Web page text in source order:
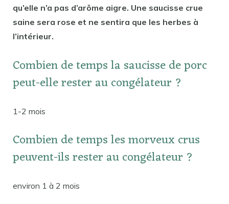
qu’elle n’a pas d’arôme aigre. Une saucisse crue
saine sera rose et ne sentira que les herbes à
l’intérieur.
Combien de temps la saucisse de porc
peut-elle rester au congélateur ?
1-2 mois
Combien de temps les morveux crus
peuvent-ils rester au congélateur ?
environ 1 à 2 mois